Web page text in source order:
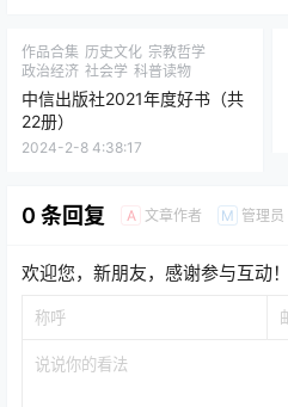
作品合集 历史文化 宗教哲学
政治经济 社会学 科普读物
中信出版社2021年度好书（共
22册）
2024-2-8 4:38:17
0 条回复 A 文章作者 M 管理员
欢迎您，新朋友，感谢参与互动！